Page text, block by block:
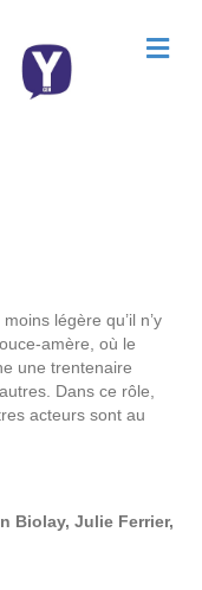
M
e
légère qu’il n’y
amère, où le
une trentenaire
Dans ce rôle,
acteurs sont au
Biolay, Julie Ferrier,